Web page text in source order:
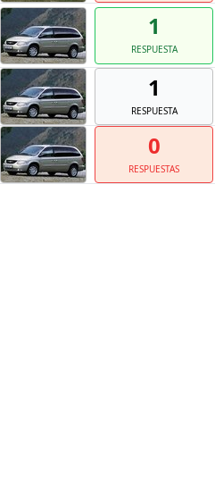
1
RESPUESTA
1
RESPUESTA
0
RESPUESTAS